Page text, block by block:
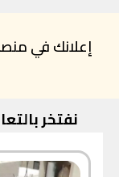
إعلانك في
نفتخر